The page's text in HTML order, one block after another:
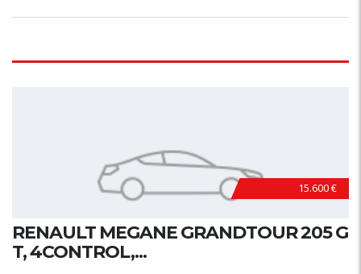
15.600 €
RENAULT MEGANE GRANDTOUR 205 G
T, 4CONTROL,...